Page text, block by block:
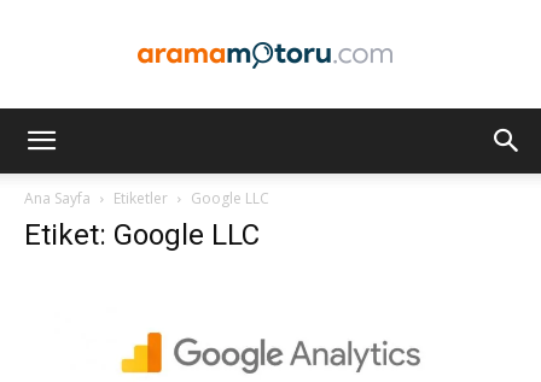
Optimizasyonu
Ana Sayfa Etiketler Google LLC
Etiket: Google LLC